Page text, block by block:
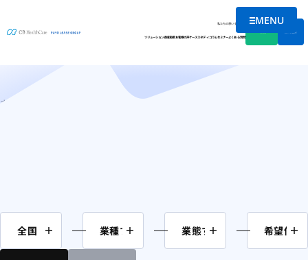
メニュー
MENU
私たちの想い会社情報
ソリューション支援実績お客様の声ケーススタディコラムセミナーよくある質問
M&A案件情報
ホーム